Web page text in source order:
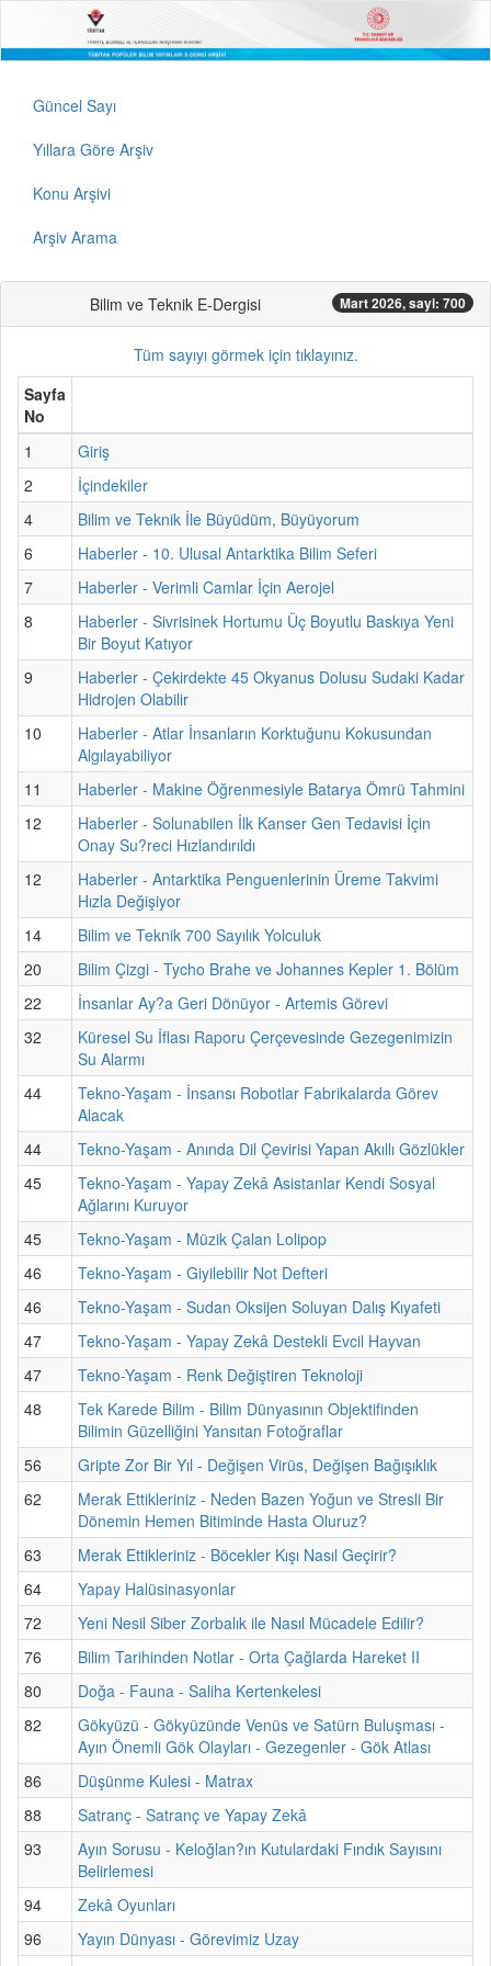
Güncel Sayı
Yıllara Göre Arşiv
Konu Arşivi
Arşiv Arama
Bilim ve Teknik E-Dergisi Mart 2026, sayi: 700
Tüm sayıyı görmek için tıklayınız.
Sayfa
No
1
Giriş
2
İçindekiler
4
Bilim ve Teknik İle Büyüdüm, Büyüyorum
6
Haberler - 10. Ulusal Antarktika Bilim Seferi
7
Haberler - Verimli Camlar İçin Aerojel
8
Haberler - Sivrisinek Hortumu Üç Boyutlu Baskıya Yeni
Bir Boyut Katıyor
9
Haberler - Çekirdekte 45 Okyanus Dolusu Sudaki Kadar
Hidrojen Olabilir
10
Haberler - Atlar İnsanların Korktuğunu Kokusundan
Algılayabiliyor
11
Haberler - Makine Öğrenmesiyle Batarya Ömrü Tahmini
12
Haberler - Solunabilen İlk Kanser Gen Tedavisi İçin
Onay Su?reci Hızlandırıldı
12
Haberler - Antarktika Penguenlerinin Üreme Takvimi
Hızla Değişiyor
14
Bilim ve Teknik 700 Sayılık Yolculuk
20
Bilim Çizgi - Tycho Brahe ve Johannes Kepler 1. Bölüm
22
İnsanlar Ay?a Geri Dönüyor - Artemis Görevi
32
Küresel Su İflası Raporu Çerçevesinde Gezegenimizin
Su Alarmı
44
Tekno-Yaşam - İnsansı Robotlar Fabrikalarda Görev
Alacak
44
Tekno-Yaşam - Anında Dil Çevirisi Yapan Akıllı Gözlükler
45
Tekno-Yaşam - Yapay Zekâ Asistanlar Kendi Sosyal
Ağlarını Kuruyor
45
Tekno-Yaşam - Müzik Çalan Lolipop
46
Tekno-Yaşam - Giyilebilir Not Defteri
46
Tekno-Yaşam - Sudan Oksijen Soluyan Dalış Kıyafeti
47
Tekno-Yaşam - Yapay Zekâ Destekli Evcil Hayvan
47
Tekno-Yaşam - Renk Değiştiren Teknoloji
48
Tek Karede Bilim - Bilim Dünyasının Objektifinden
Bilimin Güzelliğini Yansıtan Fotoğraflar
56
Gripte Zor Bir Yıl - Değişen Virüs, Değişen Bağışıklık
62
Merak Ettikleriniz - Neden Bazen Yoğun ve Stresli Bir
Dönemin Hemen Bitiminde Hasta Oluruz?
63
Merak Ettikleriniz - Böcekler Kışı Nasıl Geçirir?
64
Yapay Halüsinasyonlar
72
Yeni Nesil Siber Zorbalık ile Nasıl Mücadele Edilir?
76
Bilim Tarihinden Notlar - Orta Çağlarda Hareket II
80
Doğa - Fauna - Saliha Kertenkelesi
82
Gökyüzü - Gökyüzünde Venüs ve Satürn Buluşması -
Ayın Önemli Gök Olayları - Gezegenler - Gök Atlası
86
Düşünme Kulesi - Matrax
88
Satranç - Satranç ve Yapay Zekâ
93
Ayın Sorusu - Keloğlan?ın Kutulardaki Fındık Sayısını
Belirlemesi
94
Zekâ Oyunları
96
Yayın Dünyası - Görevimiz Uzay